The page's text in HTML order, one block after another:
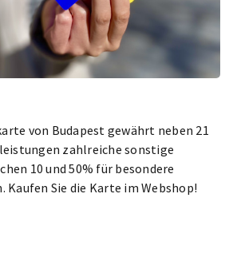
von Budapest gewährt neben 21
zahlreiche sonstige
10 und 50% für besondere
Kaufen Sie die Karte im Webshop!